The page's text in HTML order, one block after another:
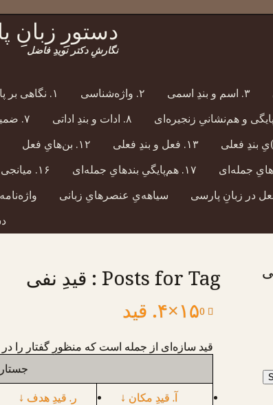
دستورِ زبانِ
نگارشِ دکتر نویدِ فاضل
۱. نگاهی بر پایه‌هایِ واج‌شناسی ۲. واژه‌شناسی ۳. اسم و بندِ اسمی
۷. ضمیر ۸. ادات و بندِ اداتی
۱۲. بن‌هایِ فعل ۱۳. فعل و بندِ فعلی
۱۶. میانجی (حرفِ ربط) ۱۷. هم‌پایگیِ بندهایِ جمله‌ای
واژه‌نامه سیاهه‌یِ عنصرهایِ زبانی در زبانِ پارسی
Posts for Tag : قیدِ نفی
۱۵×۴. قید
قید سازه‌ای از جمله است که منظورِ گفتار را
آ. قیدِ مکان ↓
ر. قیدِ هدف ↓